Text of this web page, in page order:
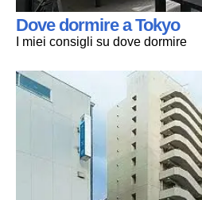
Dove dormire a Tokyo
I miei consigli su dove dormire